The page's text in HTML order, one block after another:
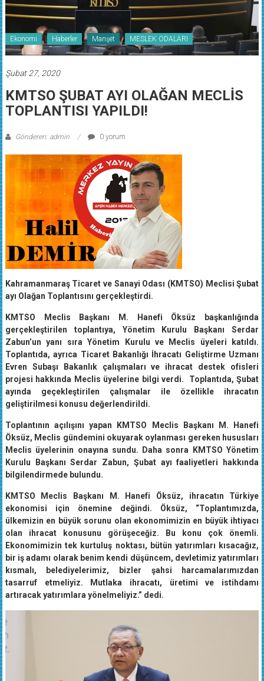
Ekonomi Haberler Manşet MESLEK ODALARI
Şubat 27, 2020
KMTSO ŞUBAT AYI OLAĞAN MECLİS
TOPLANTISI YAPILDI!
0 yorum
Kahramanmaraş Ticaret ve Sanayi Odası (KMTSO) Meclisi Şubat
ayı Olağan Toplantısını gerçekleştirdi.
KMTSO Meclis Başkanı M. Hanefi Öksüz başkanlığında
gerçekleştirilen toplantıya, Yönetim Kurulu Başkanı Serdar
Zabun’un yanı sıra Yönetim Kurulu ve Meclis üyeleri katıldı.
Toplantıda, ayrıca Ticaret Bakanlığı İhracatı Geliştirme Uzmanı
Evren Subaşı Bakanlık çalışmaları ve ihracat destek ofisleri
projesi hakkında Meclis üyelerine bilgi verdi. Toplantıda, Şubat
ayında geçekleştirilen çalışmalar ile özellikle ihracatın
geliştirilmesi konusu değerlendirildi.
Toplantının açılışını yapan KMTSO Meclis Başkanı M. Hanefi
Öksüz, Meclis gündemini okuyarak oylanması gereken hususları
Meclis üyelerinin onayına sundu. Daha sonra KMTSO Yönetim
Kurulu Başkanı Serdar Zabun, Şubat ayı faaliyetleri hakkında
bilgilendirmede bulundu.
KMTSO Meclis Başkanı M. Hanefi Öksüz, ihracatın Türkiye
ekonomisi için önemine değindi. Öksüz, “Toplantımızda,
ülkemizin en büyük sorunu olan ekonomimizin en büyük ihtiyacı
olan ihracat konusunu görüşeceğiz. Bu konu çok önemli.
Ekonomimizin tek kurtuluş noktası, bütün yatırımları kısacağız,
bir iş adamı olarak benim kendi düşüncem, devletimiz yatırımları
kısmalı, belediyelerimiz, bizler şahsi harcamalarımızdan
tasarruf etmeliyiz. Mutlaka ihracatı, üretimi ve istihdamı
artıracak yatırımlara yönelmeliyiz.” dedi.